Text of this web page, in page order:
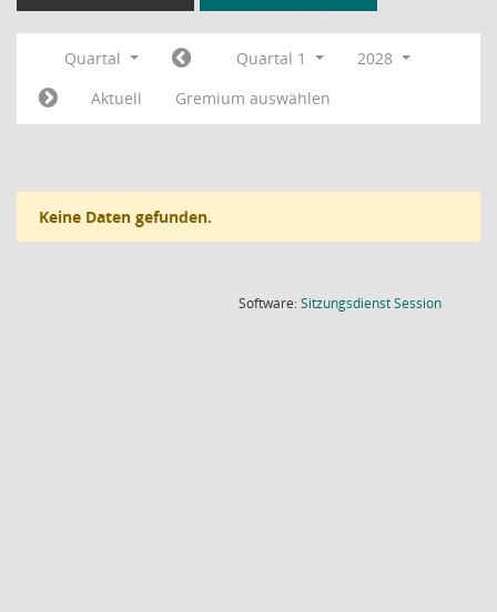
Quartal Quartal 1
2028
Aktuell
Gremium auswählen
Keine Daten gefunden.
Software:SitzungsdienstSession(Wird in